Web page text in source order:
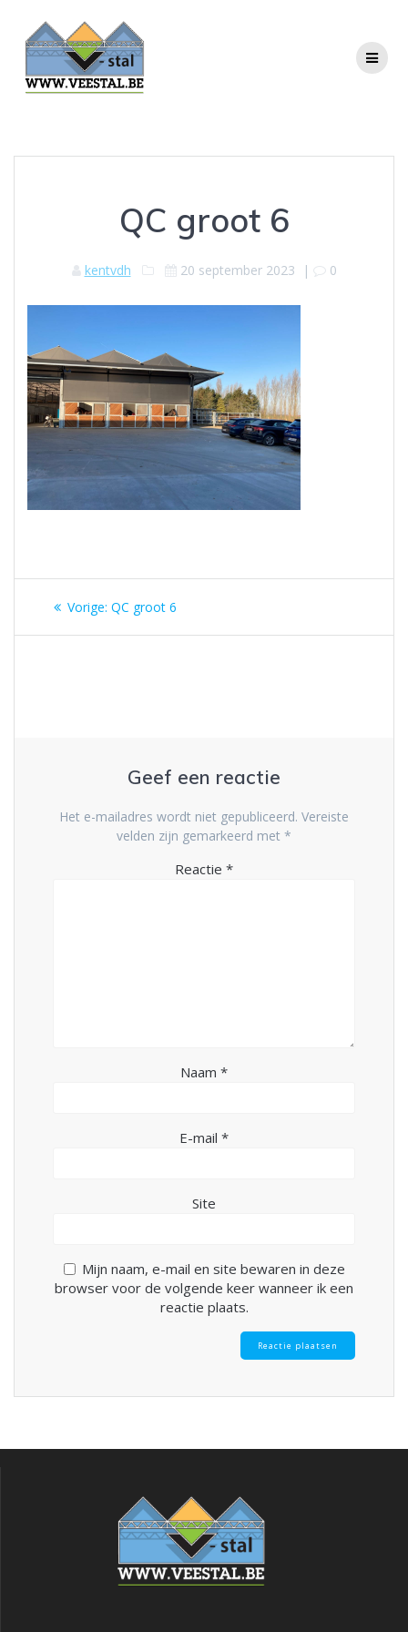
QC groot 6
kentvdh 20 september 2023 | 0
Berichtnavigatie
Vorige: Vorig
QC groot 6
Geef een reactie
Het e-mailadres wordt niet gepubliceerd. Vereiste
velden zijn gemarkeerd met *
Reactie *
Naam *
E-mail *
Site
Mijn naam, e-mail en site bewaren in deze
browser voor de volgende keer wanneer ik een
reactie plaats.